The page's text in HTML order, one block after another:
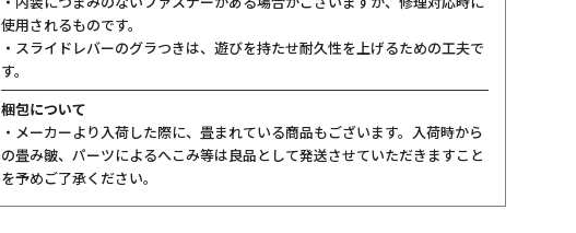
使用されるものです。
・スライドレバーのグラつきは、遊びを持たせ耐久性を上げるための工夫で
す。
梱包について
・メーカーより入荷した際に、畳まれている商品もございます。入荷時から
の畳み皺、パーツによるへこみ等は良品として発送させていただきますこと
を予めご了承ください。